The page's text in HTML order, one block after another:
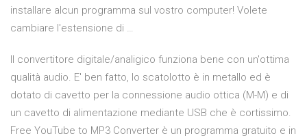
installare alcun programma sul vostro computer! Volete
cambiare l'estensione di …
Il convertitore digitale/analigico funziona bene con un'ottima
qualità audio. E' ben fatto, lo scatolotto è in metallo ed è
dotato di cavetto per la connessione audio ottica (M-M) e di
un cavetto di alimentazione mediante USB che è cortissimo.
Free YouTube to MP3 Converter è un programma gratuito e in